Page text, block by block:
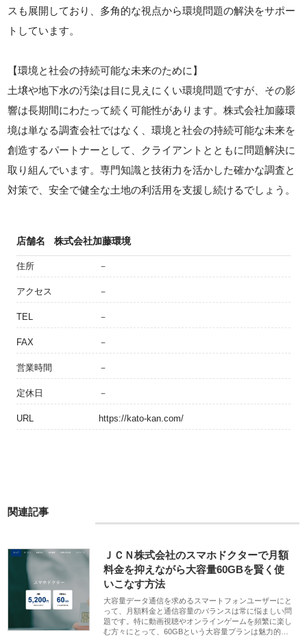
スも展開しており、多角的な視点から環境問題の解決をサポー
トしています。
【環境と社会の持続可能な未来のために】
土壌や地下水の汚染は目に見えにくい環境問題ですが、その影
響は長期間にわたって続く可能性があります。株式会社加藤環
境は単なる調査会社ではなく、環境と社会の持続可能な未来を
創造するパートナーとして、クライアントとともに問題解決に
取り組んでいます。専門知識と技術力を活かした確かな調査と
対策で、安全で健全な土地の利活用を支援し続けるでしょう。
店舗名 株式会社加藤環境
住所 －
アクセス －
TEL －
FAX －
営業時間 －
定休日 －
URL https://kato-kan.com/
関連記事
ＪＣＮ株式会社のスマホドクターで月額
料金を抑えながら大容量60GBを賢く使
いこなす方法
大容量データ通信を求めるスマートフォンユーザーにと
って、月額料金と通信容量のバランスは常に悩ましい問
題です。特に動画視聴やオンラインゲームを頻繁に楽し
む方々にとって、60GBという大容量プランは魅力的…